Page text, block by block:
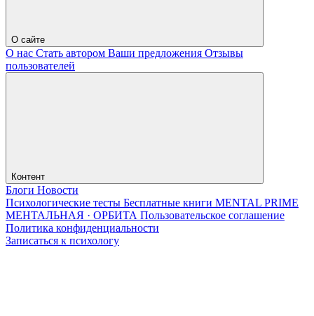
О сайте
О нас Стать автором Ваши предложения Отзывы
пользователей
Контент
Блоги Новости
Психологические тесты Бесплатные книги MENTAL PRIME
МЕНТАЛЬНАЯ · ОРБИТА Пользовательское соглашение
Политика конфиденциальности
Записаться к психологу